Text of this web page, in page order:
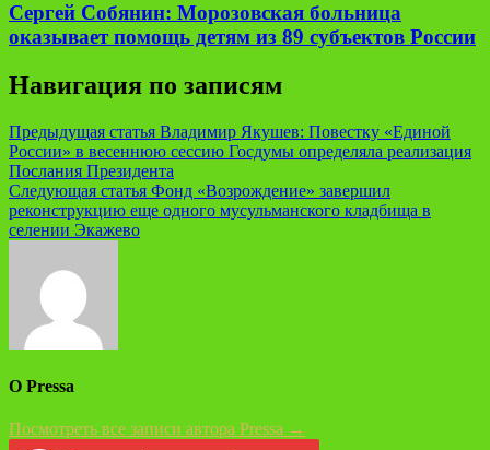
Сергей Собянин: Морозовская больница
оказывает помощь детям из 89 субъектов России
Навигация по записям
Предыдущая статья Владимир Якушев: Повестку «Единой
России» в весеннюю сессию Госдумы определяла реализация
Послания Президента
Следующая статья Фонд «Возрождение» завершил
реконструкцию еще одного мусульманского кладбища в
селении Экажево
О Pressa
Посмотреть все записи автора Pressa →